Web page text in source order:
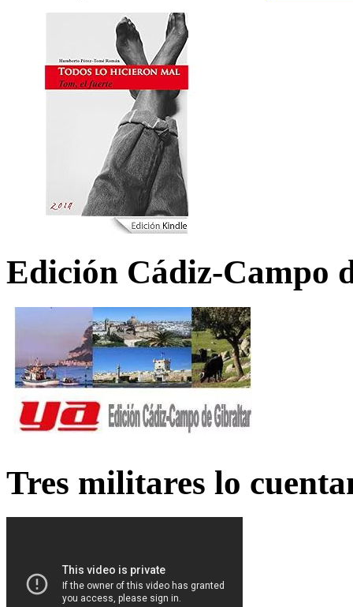
Edición Cádiz-Campo
Tres militares lo